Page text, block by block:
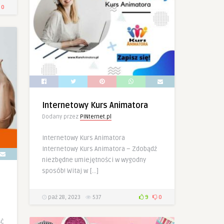
0
Internetowy Kurs Animatora
Dodany przez PINternet.pl
Internetowy Kurs Animatora
Internetowy Kurs Animatora – Zdobądź
niezbędne umiejętności w wygodny
sposób! Witaj w […]
paź 28, 2023 537 9 0